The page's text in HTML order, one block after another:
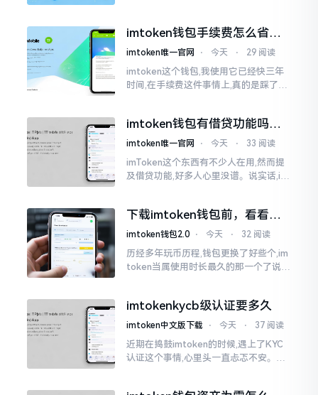
时候都会陷入困惑
imtoken钱包手续费怎么省？
老玩家告诉你几个实在招
imtoken唯一官网 ⋅ 今天 ⋅ 29 阅读
imtoken这个钱包,我使用它已经快三年
时间,在手续费这件事情上,真的是踩了好
imtoken钱包有借贷功能吗？
靠谱不靠谱一文说清楚
imtoken唯一官网 ⋅ 今天 ⋅ 33 阅读
imToken这个东西有不少人在用,然而提
及借贷功能,好多人心里没谱。说实话,im
议
下载imtoken钱包前，看看老
用户都咋说
imtoken钱包2.0 ⋅ 今天 ⋅ 32 阅读
历经多年玩币历程,钱包更换了好些个,im
token当属使用时长最久的那一个了说实
imtokenkycb级认证要多久
imtoken中文版下载 ⋅ 今天 ⋅ 37 阅读
近期在捣鼓imtoken的时候,遇上了KYC
认证这个事情,心里头一直忐忑不安。B